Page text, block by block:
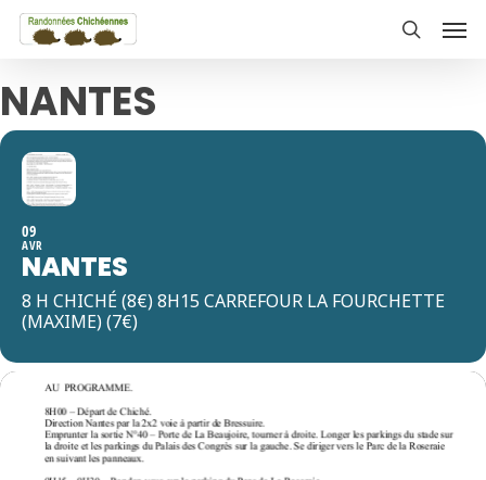
Skip
content
NANTES
09
AVR
NANTES
8 H CHICHÉ (8€) 8H15 CARREFOUR LA FOURCHETTE
(MAXIME) (7€)